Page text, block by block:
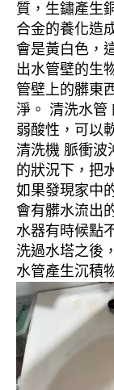
質，生鏽產生
合金的養化造
會是黃白色，
出水管壁的生
管壁上的髒東
淨。 清洗水管
弱酸性，可以
清洗機 脈衝波
的狀況下，把
如果發現家中
會有髒水流出
水器有時候點
洗過水塔之後
水管產生沉積